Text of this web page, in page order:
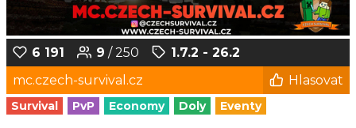
6 191 9 / 250
1.7.2 - 26.2
mc.czech-survival.cz
Hlasovat
Survival PvP Economy Doly Eventy